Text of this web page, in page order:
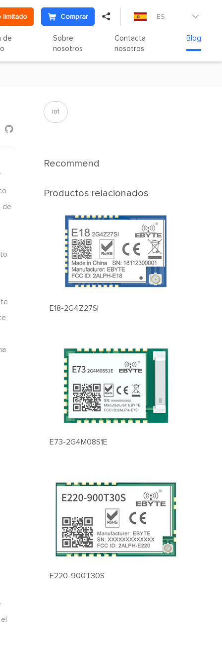
limitado Comprar  ES 
de
Sobre
nosotros
Contacta
nosotros
Blog

de
iot
Recommend
Productos relacionados
E18-2G4Z27SI
E73-2G4M08S1E
E220-900T30S